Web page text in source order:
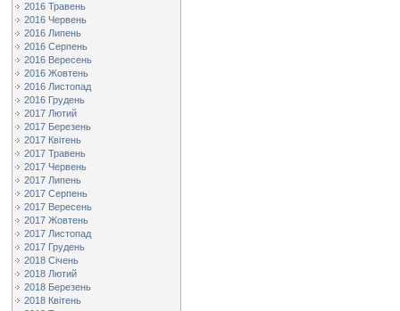
2016 Травень
2016 Червень
2016 Липень
2016 Серпень
2016 Вересень
2016 Жовтень
2016 Листопад
2016 Грудень
2017 Лютий
2017 Березень
2017 Квітень
2017 Травень
2017 Червень
2017 Липень
2017 Серпень
2017 Вересень
2017 Жовтень
2017 Листопад
2017 Грудень
2018 Січень
2018 Лютий
2018 Березень
2018 Квітень